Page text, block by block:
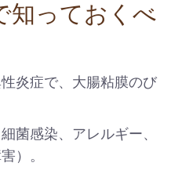
知っておくべ
炎症で、大腸粘膜のび
菌感染、アレルギー、
）。